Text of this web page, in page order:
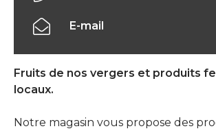
Fruits de nos vergers et produits
locaux.
Notre magasin vous propose des
E-mail